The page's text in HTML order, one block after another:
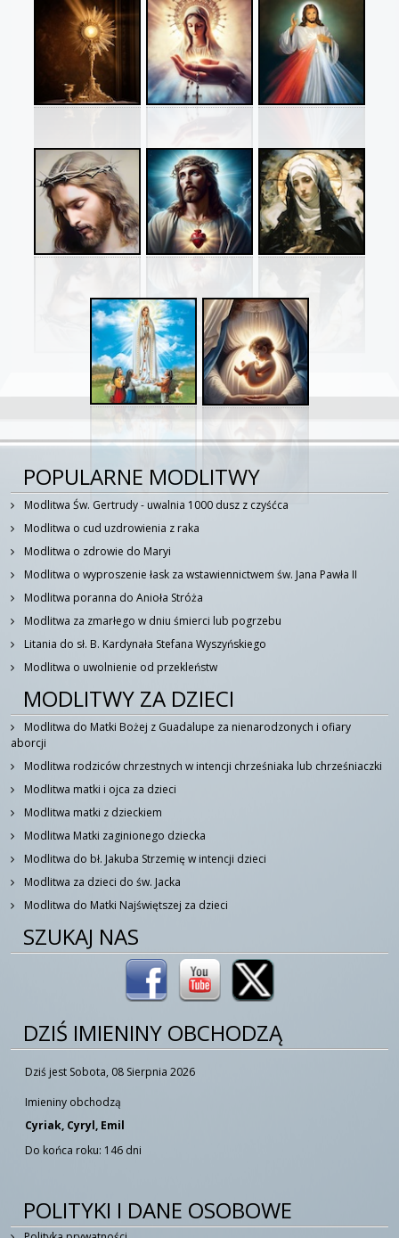
POPULARNE MODLITWY
Modlitwa Św. Gertrudy - uwalnia 1000 dusz z czyśćca
Modlitwa o cud uzdrowienia z raka
Modlitwa o zdrowie do Maryi
Modlitwa o wyproszenie łask za wstawiennictwem św. Jana Pawła II
Modlitwa poranna do Anioła Stróża
Modlitwa za zmarłego w dniu śmierci lub pogrzebu
Litania do sł. B. Kardynała Stefana Wyszyńskiego
Modlitwa o uwolnienie od przekleństw
MODLITWY ZA DZIECI
Modlitwa do Matki Bożej z Guadalupe za nienarodzonych i ofiary
aborcji
Modlitwa rodziców chrzestnych w intencji chrześniaka lub chrześniaczki
Modlitwa matki i ojca za dzieci
Modlitwa matki z dzieckiem
Modlitwa Matki zaginionego dziecka
Modlitwa do bł. Jakuba Strzemię w intencji dzieci
Modlitwa za dzieci do św. Jacka
Modlitwa do Matki Najświętszej za dzieci
SZUKAJ NAS
DZIŚ IMIENINY OBCHODZĄ
Dziś jest Sobota, 08 Sierpnia 2026
Imieniny obchodzą
Cyriak, Cyryl, Emil
Do końca roku: 146 dni
POLITYKI I DANE OSOBOWE